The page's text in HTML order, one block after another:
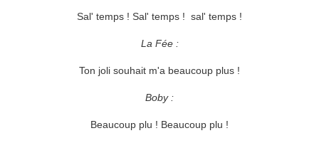
Sal' temps ! Sal' temps ! sal' temps !
La Fée :
Ton joli souhait m'a beaucoup plus !
Boby :
Beaucoup plu ! Beaucoup plu !